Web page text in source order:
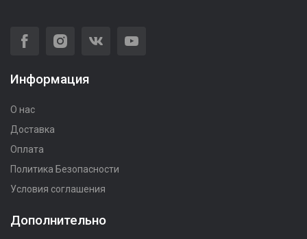
Информация
О нас
Доставка
Оплата
Политика Безопасности
Условия соглашения
Дополнительно